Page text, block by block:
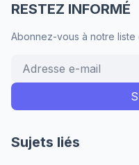
RESTEZ INFORMÉ
Abonnez-vous à notre
Sujets liés